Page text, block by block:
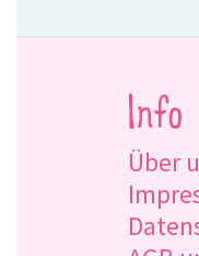
Info
Über